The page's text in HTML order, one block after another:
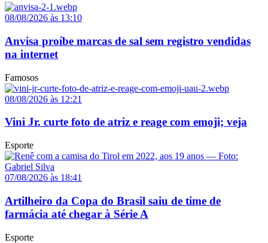
08/08/2026 às 13:10
Anvisa proíbe marcas de sal sem registro vendidas
na internet
Famosos
08/08/2026 às 12:21
Vini Jr. curte foto de atriz e reage com emoji; veja
Esporte
07/08/2026 às 18:41
Artilheiro da Copa do Brasil saiu de time de
farmácia até chegar à Série A
Esporte